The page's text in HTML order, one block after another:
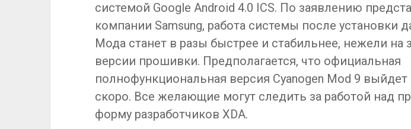
системой Google Android 4.0 ICS. По заявлению
компании Samsung, работа системы после установки
Мода станет в разы быстрее и стабильнее, нежели на
версии прошивки. Предполагается, что официальная
полнофункциональная версия Cyanogen Mod 9
скоро. Все желающие могут следить за работой над
форму разработчиков XDA.